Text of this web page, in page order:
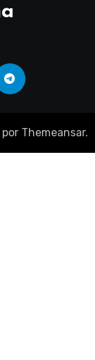
Themeansar.